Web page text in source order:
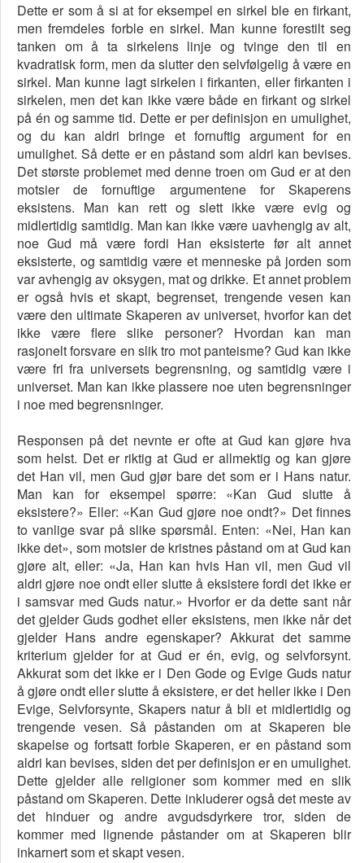
Dette er som å si at for eksempel en sirkel ble en firkant,
men fremdeles forble en sirkel. Man kunne forestilt seg
tanken om å ta sirkelens linje og tvinge den til en
kvadratisk form, men da slutter den selvfølgelig å være en
sirkel. Man kunne lagt sirkelen i firkanten, eller firkanten i
sirkelen, men det kan ikke være både en firkant og sirkel
på én og samme tid. Dette er per definisjon en umulighet,
og du kan aldri bringe et fornuftig argument for en
umulighet. Så dette er en påstand som aldri kan bevises.
Det største problemet med denne troen om Gud er at den
motsier de fornuftige argumentene for Skaperens
eksistens. Man kan rett og slett ikke være evig og
midlertidig samtidig. Man kan ikke være uavhengig av alt,
noe Gud må være fordi Han eksisterte før alt annet
eksisterte, og samtidig være et menneske på jorden som
var avhengig av oksygen, mat og drikke. Et annet problem
er også hvis et skapt, begrenset, trengende vesen kan
være den ultimate Skaperen av universet, hvorfor kan det
ikke være flere slike personer? Hvordan kan man
rasjonelt forsvare en slik tro mot panteisme? Gud kan ikke
være fri fra universets begrensning, og samtidig være i
universet. Man kan ikke plassere noe uten begrensninger
i noe med begrensninger.
Responsen på det nevnte er ofte at Gud kan gjøre hva
som helst. Det er riktig at Gud er allmektig og kan gjøre
det Han vil, men Gud gjør bare det som er i Hans natur.
Man kan for eksempel spørre: «Kan Gud slutte å
eksistere?» Eller: «Kan Gud gjøre noe ondt?» Det finnes
to vanlige svar på slike spørsmål. Enten: «Nei, Han kan
ikke det», som motsier de kristnes påstand om at Gud kan
gjøre alt, eller: «Ja, Han kan hvis Han vil, men Gud vil
aldri gjøre noe ondt eller slutte å eksistere fordi det ikke er
i samsvar med Guds natur.» Hvorfor er da dette sant når
det gjelder Guds godhet eller eksistens, men ikke når det
gjelder Hans andre egenskaper? Akkurat det samme
kriterium gjelder for at Gud er én, evig, og selvforsynt.
Akkurat som det ikke er i Den Gode og Evige Guds natur
å gjøre ondt eller slutte å eksistere, er det heller ikke i Den
Evige, Selvforsynte, Skapers natur å bli et midlertidig og
trengende vesen. Så påstanden om at Skaperen ble
skapelse og fortsatt forble Skaperen, er en påstand som
aldri kan bevises, siden det per definisjon er en umulighet.
Dette gjelder alle religioner som kommer med en slik
påstand om Skaperen. Dette inkluderer også det meste av
det hinduer og andre avgudsdyrkere tror, siden de
kommer med lignende påstander om at Skaperen blir
inkarnert som et skapt vesen.